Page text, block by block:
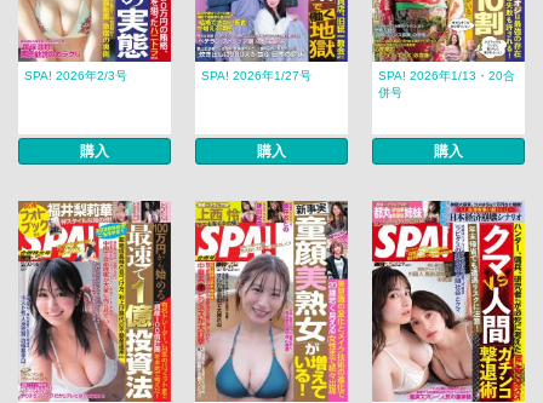
SPA! 2026年2/3号
購入
SPA! 2026年1/27号
購入
SPA! 2026年1/13・20合
併号
購入